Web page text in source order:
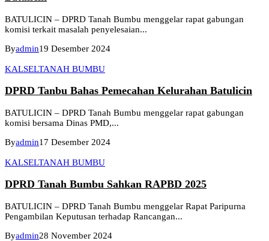
BATULICIN – DPRD Tanah Bumbu menggelar rapat gabungan
komisi terkait masalah penyelesaian...
Byadmin19 Desember 2024
KALSELTANAH BUMBU
DPRD Tanbu Bahas Pemecahan Kelurahan Batulicin
BATULICIN – DPRD Tanah Bumbu menggelar rapat gabungan
komisi bersama Dinas PMD,...
Byadmin17 Desember 2024
KALSELTANAH BUMBU
DPRD Tanah Bumbu Sahkan RAPBD 2025
BATULICIN – DPRD Tanah Bumbu menggelar Rapat Paripurna
Pengambilan Keputusan terhadap Rancangan...
Byadmin28 November 2024